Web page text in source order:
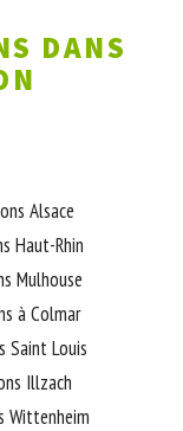
DANS
Alsace
Haut-Rhin
Mulhouse
à Colmar
Saint Louis
Illzach
Wittenheim